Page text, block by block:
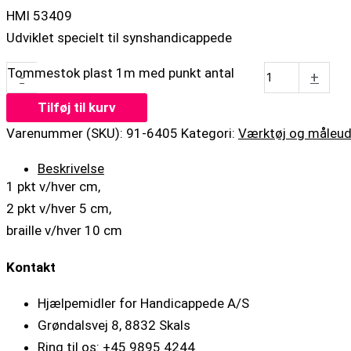
HMI 53409
Udviklet specielt til synshandicappede
-
Tommestok plast 1m med punkt antal +
Tilføj til kurv
Varenummer (SKU): 91-6405 Kategori: Værktøj og
Beskrivelse
1 pkt v/hver cm,
2 pkt v/hver 5 cm,
braille v/hver 10 cm
Kontakt
Hjælpemidler for Handicappede A/S
Grøndalsvej 8, 8832 Skals
Ring til os: +45 9895 4244